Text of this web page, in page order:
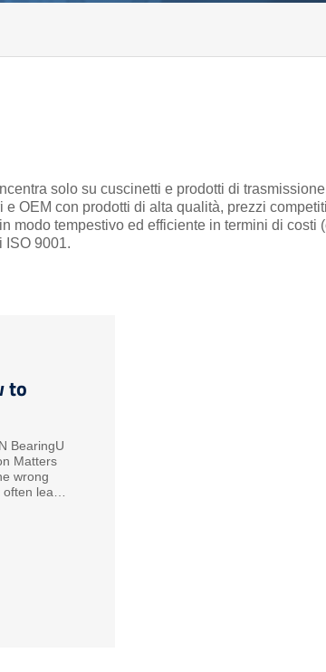
solo su cuscinetti e prodotti di
OEM con prodotti di alta qualità, prezzi
modo tempestivo ed efficiente in termini di costi
ISO 9001.
to
BearingU
Matters
wrong
leads